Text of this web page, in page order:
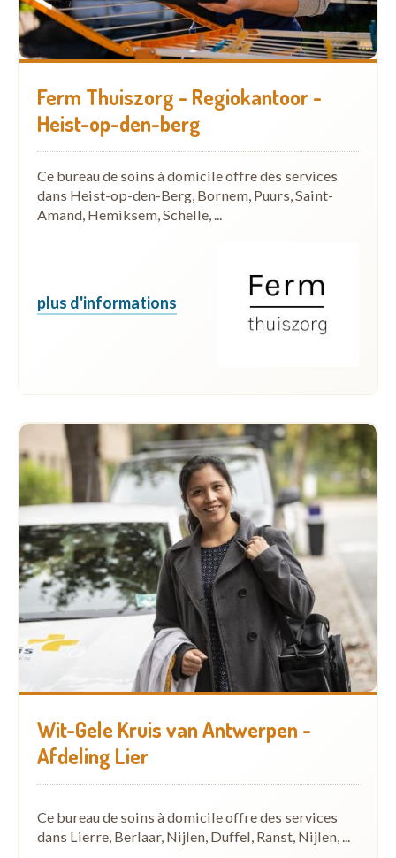
Ferm Thuiszorg - Regiokantoor -
Heist-op-den-berg
Ce bureau de soins à domicile offre des services
dans Heist-op-den-Berg, Bornem, Puurs, Saint-
Amand, Hemiksem, Schelle, ...
plus d'informations
Wit-Gele Kruis van Antwerpen -
Afdeling Lier
Ce bureau de soins à domicile offre des services
dans Lierre, Berlaar, Nijlen, Duffel, Ranst, Nijlen, ...